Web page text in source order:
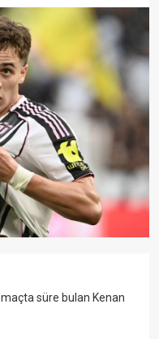
süre bulan Kenan